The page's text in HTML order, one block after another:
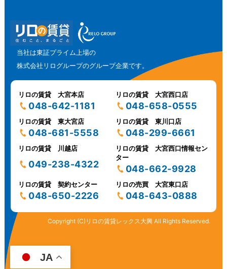
当社は東証プライム上場の
株式会社リログループのグループ企業です。
リロの賃貸 大宮本店
048-642-1181
リロの賃貸 大宮西口店
048-658-0555
リロの賃貸 東大宮店
048-681-5558
リロの賃貸 東川口店
048-299-6661
リロの賃貸 川越店
049-238-4322
リロの賃貸 大宮西口情報セン
ター
048-662-9928
リロの賃貸 契約センター
048-650-2226
リロの売買 大宮東口店
048-643-0888
Copyright (C)リロの賃貸レックス大興 All Rights Reserved.
JA